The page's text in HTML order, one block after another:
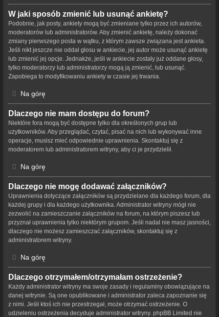
W jaki sposób zmienić lub usunąć ankietę?
Podobnie, jak posty, ankiety mogą być zmieniane tylko przez ich autorów,
moderatorów lub administratorów. Aby zmienić ankietę, należy dokonać
zmiany pierwszego posta w wątku, z którym zawsze związana jest ankieta.
Jeśli nikt jeszcze nie oddał głosu w ankiecie, jej autor może usunąć ankietę
lub zmienić jej opcje. Jednakże, jeśli w ankiecie zostały już oddane głosy,
tylko moderatorzy lub administratorzy mogą ją zmienić, lub usunąć.
Zapobiega to modyfikowaniu ankiety w czasie jej trwania.
Na górę
Dlaczego nie mam dostępu do forum?
Niektóre fora mogą być dostępne tylko dla określonych grup lub
użytkowników. Aby przeglądać, czytać, pisać na nich lub wykonywać inne
operacje, musisz mieć odpowiednie uprawnienia. Skontaktuj się z
moderatorem lub administratorem witryny, aby ci je przydzielił.
Na górę
Dlaczego nie mogę dodawać załączników?
Uprawnienia dotyczące załączników są przydzielane dla każdego forum, dla
każdej grupy i dla każdego użytkownika. Administrator witryny mógł nie
zezwolić na zamieszczanie załączników na forum, na którym piszesz lub
przyznał uprawnienia tylko niektórym grupom. Jeśli nadal nie masz jasności,
dlaczego nie możesz zamieszczać załączników, skontaktuj się z
administratorem witryny.
Na górę
Dlaczego otrzymałem/otrzymałam ostrzeżenie?
Każdy administrator witryny ma swoje zasady i regulaminy obowiązujące na
danej witrynie. Są one opublikowane i administrator zaleca zapoznanie się
z nimi. Jeśli ktoś ich nie przestrzegał, może otrzymać ostrzeżenie. O
udzieleniu ostrzeżenia decyduje administrator witryny. phpBB Limited nie